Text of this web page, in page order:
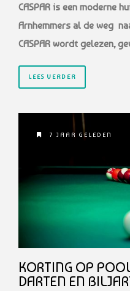
CASPAR is een moderne
Arnhemmers al de weg
CASPAR wordt gelezen,
LEES VERDER
7 JAAR GELEDEN
KORTING OP
DARTEN EN